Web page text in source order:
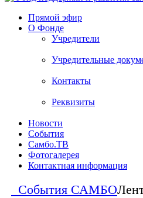
Прямой эфир
О Фонде
Учредители
Учредительные
Контакты
Реквизиты
Новости
События
Самбо.ТВ
Фотогалерея
Контактная информация
События САМБО